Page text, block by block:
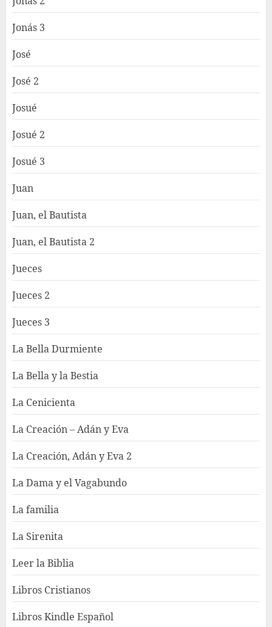
Jonás 3
José
José 2
Josué
Josué 2
Josué 3
Juan
Juan, el Bautista
Juan, el Bautista 2
Jueces
Jueces 2
Jueces 3
La Bella Durmiente
La Bella y la Bestia
La Cenicienta
La Creación – Adán y Eva
La Creación, Adán y Eva 2
La Dama y el Vagabundo
La familia
La Sirenita
Leer la Biblia
Libros Cristianos
Libros Kindle Español